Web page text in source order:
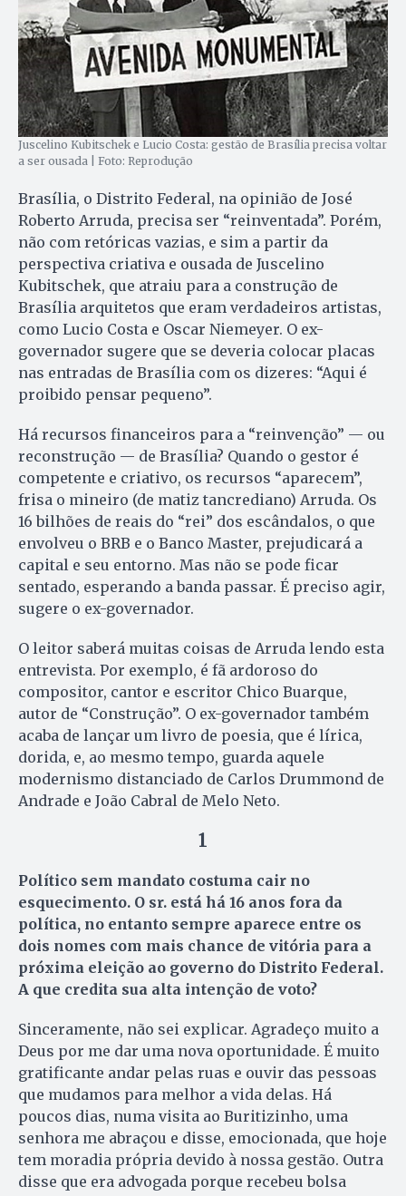
Juscelino Kubitschek e Lucio Costa: gestão de Brasília precisa voltar
a ser ousada | Foto: Reprodução
Brasília, o Distrito Federal, na opinião de José
Roberto Arruda, precisa ser “reinventada”. Porém,
não com retóricas vazias, e sim a partir da
perspectiva criativa e ousada de Juscelino
Kubitschek, que atraiu para a construção de
Brasília arquitetos que eram verdadeiros artistas,
como Lucio Costa e Oscar Niemeyer. O ex-
governador sugere que se deveria colocar placas
nas entradas de Brasília com os dizeres: “Aqui é
proibido pensar pequeno”.
Há recursos financeiros para a “reinvenção” — ou
reconstrução — de Brasília? Quando o gestor é
competente e criativo, os recursos “aparecem”,
frisa o mineiro (de matiz tancrediano) Arruda. Os
16 bilhões de reais do “rei” dos escândalos, o que
envolveu o BRB e o Banco Master, prejudicará a
capital e seu entorno. Mas não se pode ficar
sentado, esperando a banda passar. É preciso agir,
sugere o ex-governador.
O leitor saberá muitas coisas de Arruda lendo esta
entrevista. Por exemplo, é fã ardoroso do
compositor, cantor e escritor Chico Buarque,
autor de “Construção”. O ex-governador também
acaba de lançar um livro de poesia, que é lírica,
dorida, e, ao mesmo tempo, guarda aquele
modernismo distanciado de Carlos Drummond de
Andrade e João Cabral de Melo Neto.
1
Político sem mandato costuma cair no
esquecimento. O sr. está há 16 anos fora da
política, no entanto sempre aparece entre os
dois nomes com mais chance de vitória para a
próxima eleição ao governo do Distrito Federal.
A que credita sua alta intenção de voto?
Sinceramente, não sei explicar. Agradeço muito a
Deus por me dar uma nova oportunidade. É muito
gratificante andar pelas ruas e ouvir das pessoas
que mudamos para melhor a vida delas. Há
poucos dias, numa visita ao Buritizinho, uma
senhora me abraçou e disse, emocionada, que hoje
tem moradia própria devido à nossa gestão. Outra
disse que era advogada porque recebeu bolsa